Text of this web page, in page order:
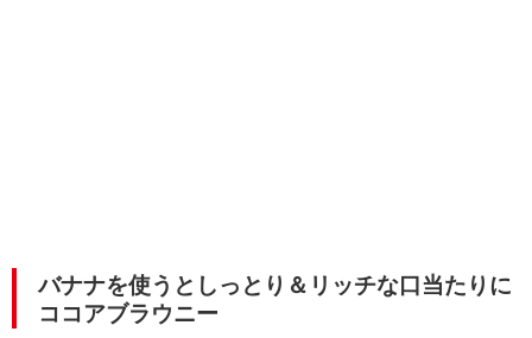
バナナを使うとしっとり＆リッチな口当たりに
ココアブラウニー